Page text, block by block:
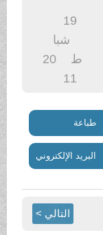
شبا
الإلكتروني
التالي >